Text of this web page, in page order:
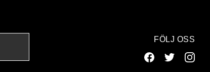
FÖLJ OSS